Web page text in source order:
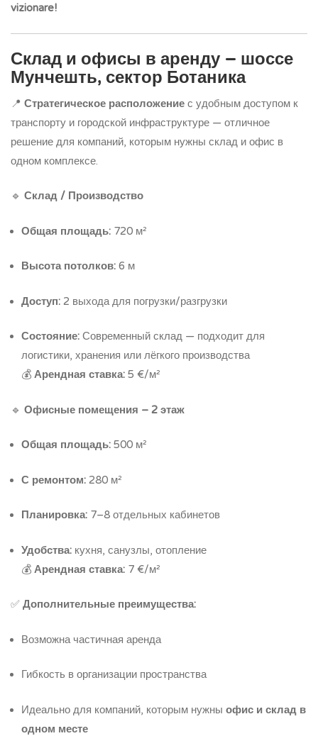
vizionare!
Склад и офисы в аренду – шоссе
Мунчешть, сектор Ботаника
📍 Стратегическое расположение с удобным доступом к
транспорту и городской инфраструктуре — отличное
решение для компаний, которым нужны склад и офис в
одном комплексе.
🔹 Склад / Производство
Общая площадь: 720 м²
Высота потолков: 6 м
Доступ: 2 выхода для погрузки/разгрузки
Состояние: Современный склад — подходит для
логистики, хранения или лёгкого производства
💰 Арендная ставка: 5 €/м²
🔹 Офисные помещения – 2 этаж
Общая площадь: 500 м²
С ремонтом: 280 м²
Планировка: 7–8 отдельных кабинетов
Удобства: кухня, санузлы, отопление
💰 Арендная ставка: 7 €/м²
✅ Дополнительные преимущества:
Возможна частичная аренда
Гибкость в организации пространства
Идеально для компаний, которым нужны офис и склад в
одном месте